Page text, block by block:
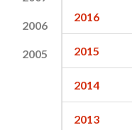
2006
2005
2016
2015
2014
2013